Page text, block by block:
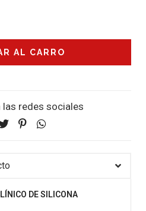
las redes sociales
DE SILICONA